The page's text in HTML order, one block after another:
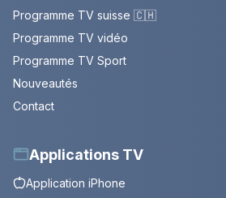
Programme TV suisse 🇨🇭
Programme TV vidéo
Programme TV Sport
Nouveautés
Contact
Applications TV
Application iPhone